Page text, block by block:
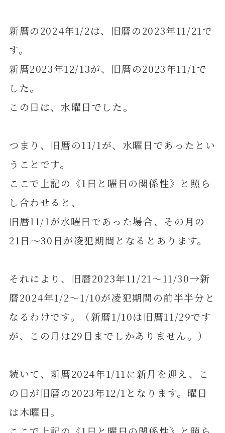
新暦の2024年1/2は、旧暦の2023年11/21で
す。
新暦2023年12/13が、旧暦の2023年11/1で
した。
この日は、水曜日でした。
つまり、旧暦の11/1が、水曜日であったとい
うことです。
ここで上記の《1日と曜日の関係性》と照ら
し合わせると、
旧暦11/1が水曜日であった場合、その月の
21日～30日が凌犯期間となるとあります。
それにより、旧暦2023年11/21～11/30→新
暦2024年1/2～1/10が凌犯期間の前半半分と
なるわけです。（新暦1/10は旧暦11/29です
が、この月は29日までしかありません。）
続いて、新暦2024年1/11に新月を迎え、こ
の日が旧暦の2023年12/1となります。曜日
は木曜日。